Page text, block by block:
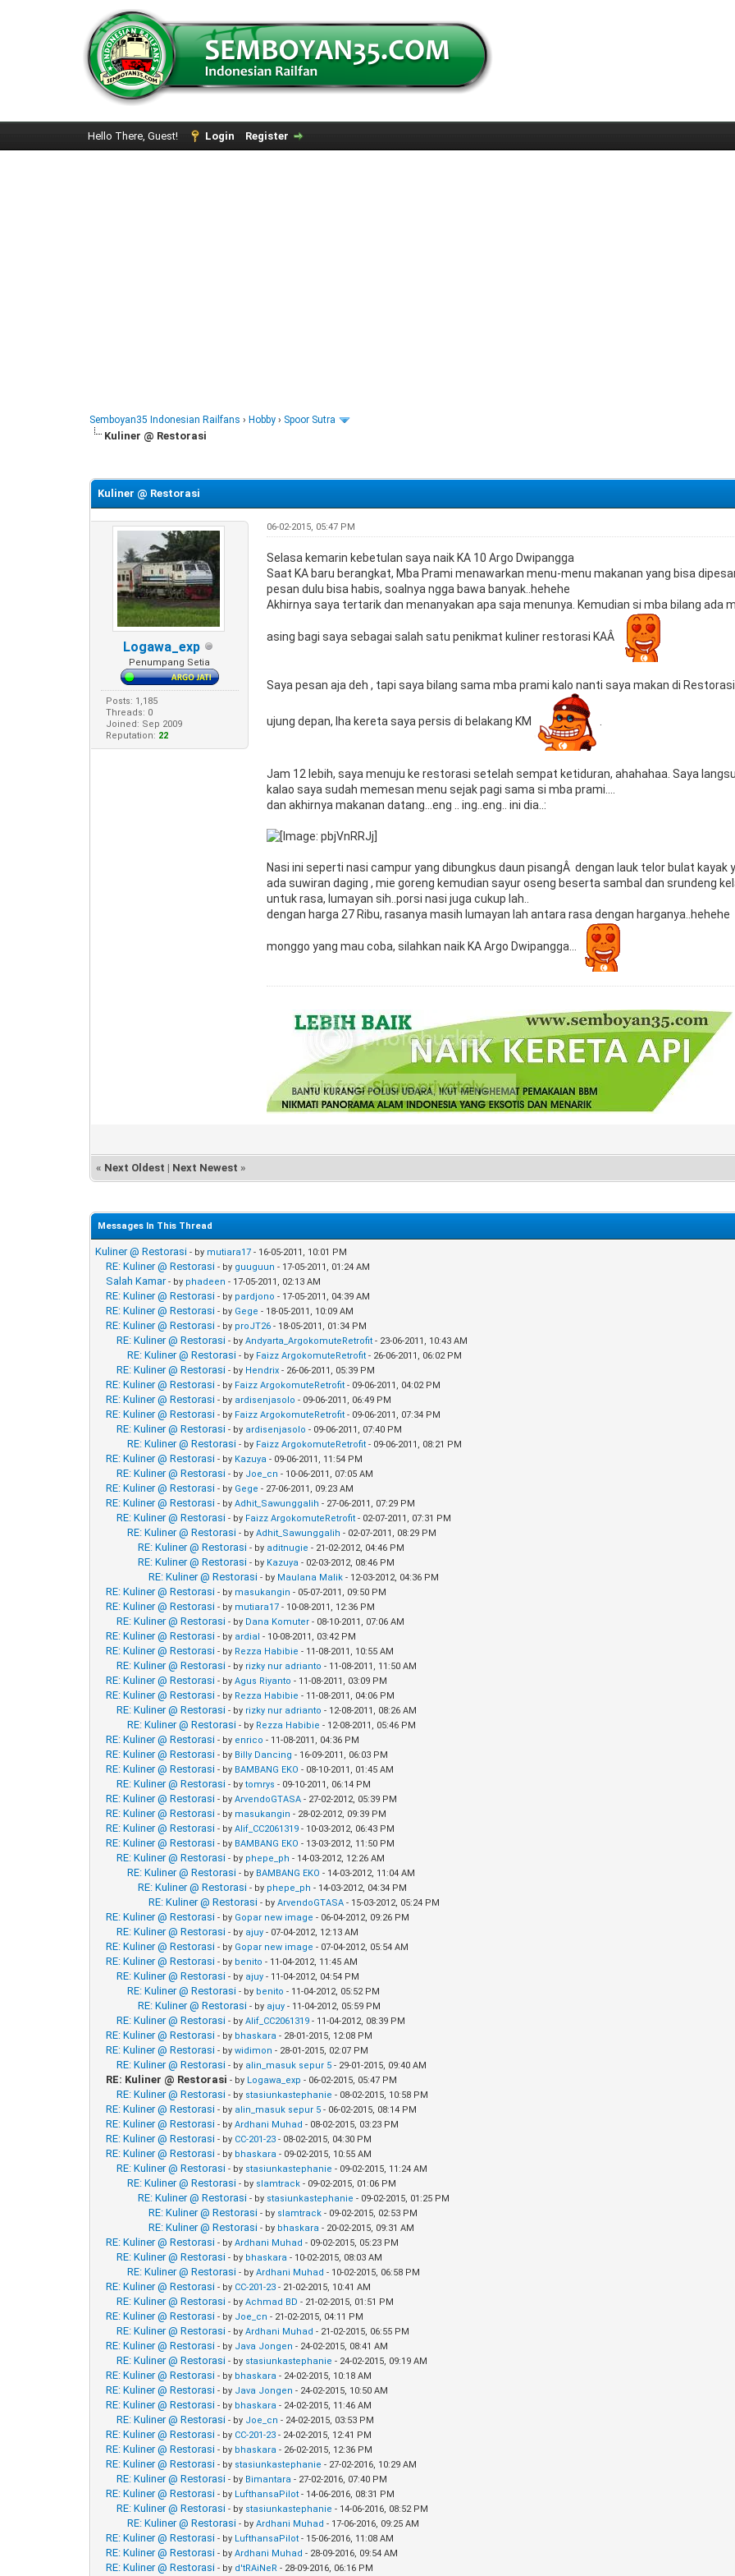
Hello There, Guest! Login Register
Semboyan35 Indonesian Railfans › Hobby › Spoor Sutra
Kuliner @ Restorasi
Kuliner @ Restorasi
Logawa_exp
Penumpang Setia
Posts: 1,185
Threads: 0
Joined: Sep 2009
Reputation: 22
06-02-2015, 05:47 PM
Selasa kemarin kebetulan saya naik KA 10 Argo Dwipangga
Saat KA baru berangkat, Mba Prami menawarkan menu-menu makanan yang bisa
pesan dulu bisa habis, soalnya ngga bawa banyak..hehehe
Akhirnya saya tertarik dan menanyakan apa saja menunya. Kemudian si mba bilang ada
asing bagi saya sebagai salah satu penikmat kuliner restorasi KAÂ
Saya pesan aja deh , tapi saya bilang sama mba prami kalo nanti saya makan di
ujung depan, lha kereta saya persis di belakang KM
Jam 12 lebih, saya menuju ke restorasi setelah sempat ketiduran, ahahahaa. Saya
kalao saya sudah memesan menu sejak pagi sama si mba prami....
dan akhirnya makanan datang...eng .. ing..eng.. ini dia..:
Nasi ini seperti nasi campur yang dibungkus daun pisangÂ dengan lauk telor bulat kayak
ada suwiran daging , mie goreng kemudian sayur oseng beserta sambal dan srundeng
untuk rasa, lumayan sih..porsi nasi juga cukup lah..
dengan harga 27 Ribu, rasanya masih lumayan lah antara rasa dengan harganya..hehehe
monggo yang mau coba, silahkan naik KA Argo Dwipangga...
« Next Oldest | Next Newest »
Messages In This Thread
Kuliner @ Restorasi- by mutiara17 - 16-05-2011, 10:01 PM
RE: Kuliner @ Restorasi- by guuguun - 17-05-2011, 01:24 AM
Salah Kamar - by phadeen - 17-05-2011, 02:13 AM
RE: Kuliner @ Restorasi- by pardjono - 17-05-2011, 04:39 AM
RE: Kuliner @ Restorasi- by Gege - 18-05-2011, 10:09 AM
RE: Kuliner @ Restorasi- by proJT26 - 18-05-2011, 01:34 PM
RE: Kuliner @ Restorasi- byAndyarta_ArgokomuteRetrofit - 23-06-2011, 10:43 AM
RE: Kuliner @ Restorasi- by Faizz ArgokomuteRetrofit - 26-06-2011, 06:02 PM
RE: Kuliner @ Restorasi- by Hendrix - 26-06-2011, 05:39 PM
RE: Kuliner @ Restorasi- by Faizz ArgokomuteRetrofit - 09-06-2011, 04:02 PM
RE: Kuliner @ Restorasi- by ardisenjasolo - 09-06-2011, 06:49 PM
RE: Kuliner @ Restorasi- by Faizz ArgokomuteRetrofit - 09-06-2011, 07:34 PM
RE: Kuliner @ Restorasi- by ardisenjasolo - 09-06-2011, 07:40 PM
RE: Kuliner @ Restorasi- by Faizz ArgokomuteRetrofit - 09-06-2011, 08:21 PM
RE: Kuliner @ Restorasi- by Kazuya - 09-06-2011, 11:54 PM
RE: Kuliner @ Restorasi- by Joe_cn - 10-06-2011, 07:05 AM
RE: Kuliner @ Restorasi- by Gege - 27-06-2011, 09:23 AM
RE: Kuliner @ Restorasi- byAdhit_Sawunggalih - 27-06-2011, 07:29 PM
RE: Kuliner @ Restorasi- by Faizz ArgokomuteRetrofit - 02-07-2011, 07:31 PM
RE: Kuliner @ Restorasi- byAdhit_Sawunggalih - 02-07-2011, 08:29 PM
RE: Kuliner @ Restorasi- by aditnugie - 21-02-2012, 04:46 PM
RE: Kuliner @ Restorasi- by Kazuya - 02-03-2012, 08:46 PM
RE: Kuliner @ Restorasi- by Maulana Malik - 12-03-2012, 04:36 PM
RE: Kuliner @ Restorasi- by masukangin - 05-07-2011, 09:50 PM
RE: Kuliner @ Restorasi- by mutiara17 - 10-08-2011, 12:36 PM
RE: Kuliner @ Restorasi- by Dana Komuter - 08-10-2011, 07:06 AM
RE: Kuliner @ Restorasi- by ardial - 10-08-2011, 03:42 PM
RE: Kuliner @ Restorasi- by Rezza Habibie - 11-08-2011, 10:55 AM
RE: Kuliner @ Restorasi- by rizky nur adrianto - 11-08-2011, 11:50 AM
RE: Kuliner @ Restorasi- byAgus Riyanto - 11-08-2011, 03:09 PM
RE: Kuliner @ Restorasi- by Rezza Habibie - 11-08-2011, 04:06 PM
RE: Kuliner @ Restorasi- by rizky nur adrianto - 12-08-2011, 08:26 AM
RE: Kuliner @ Restorasi- by Rezza Habibie - 12-08-2011, 05:46 PM
RE: Kuliner @ Restorasi- by enrico - 11-08-2011, 04:36 PM
RE: Kuliner @ Restorasi- by Billy Dancing - 16-09-2011, 06:03 PM
RE: Kuliner @ Restorasi- by BAMBANG EKO - 08-10-2011, 01:45 AM
RE: Kuliner @ Restorasi- bytomrys - 09-10-2011, 06:14 PM
RE: Kuliner @ Restorasi- byArvendoGTASA - 27-02-2012, 05:39 PM
RE: Kuliner @ Restorasi- by masukangin - 28-02-2012, 09:39 PM
RE: Kuliner @ Restorasi- byAlif_CC2061319 - 10-03-2012, 06:43 PM
RE: Kuliner @ Restorasi- by BAMBANG EKO - 13-03-2012, 11:50 PM
RE: Kuliner @ Restorasi- by phepe_ph - 14-03-2012, 12:26 AM
RE: Kuliner @ Restorasi- by BAMBANG EKO - 14-03-2012, 11:04 AM
RE: Kuliner @ Restorasi- by phepe_ph - 14-03-2012, 04:34 PM
RE: Kuliner @ Restorasi- byArvendoGTASA - 15-03-2012, 05:24 PM
RE: Kuliner @ Restorasi- by Gopar new image - 06-04-2012, 09:26 PM
RE: Kuliner @ Restorasi- by ajuy - 07-04-2012, 12:13 AM
RE: Kuliner @ Restorasi- by Gopar new image - 07-04-2012, 05:54 AM
RE: Kuliner @ Restorasi - by benito - 11-04-2012, 11:45 AM
RE: Kuliner @ Restorasi - by ajuy - 11-04-2012, 04:54 PM
RE: Kuliner @ Restorasi - by benito - 11-04-2012, 05:52 PM
RE: Kuliner @ Restorasi - by ajuy - 11-04-2012, 05:59 PM
RE: Kuliner @ Restorasi - byAlif_CC2061319 - 11-04-2012, 08:39 PM
RE: Kuliner @ Restorasi - by bhaskara - 28-01-2015, 12:08 PM
RE: Kuliner @ Restorasi - bywidimon - 28-01-2015, 02:07 PM
RE: Kuliner @ Restorasi - by alin_masuk sepur 5 - 29-01-2015, 09:40 AM
RE: Kuliner @ Restorasi - by Logawa_exp - 06-02-2015, 05:47 PM
RE: Kuliner @ Restorasi - by stasiunkastephanie - 08-02-2015, 10:58 PM
RE: Kuliner @ Restorasi - by alin_masuk sepur 5 - 06-02-2015, 08:14 PM
RE: Kuliner @ Restorasi - byArdhani Muhad - 08-02-2015, 03:23 PM
RE: Kuliner @ Restorasi - by CC-201-23 - 08-02-2015, 04:30 PM
RE: Kuliner @ Restorasi - by bhaskara - 09-02-2015, 10:55 AM
RE: Kuliner @ Restorasi - by stasiunkastephanie - 09-02-2015, 11:24 AM
RE: Kuliner @ Restorasi - by slamtrack - 09-02-2015, 01:06 PM
RE: Kuliner @ Restorasi - by stasiunkastephanie - 09-02-2015, 01:25 PM
RE: Kuliner @ Restorasi - by slamtrack - 09-02-2015, 02:53 PM
RE: Kuliner @ Restorasi - by bhaskara - 20-02-2015, 09:31 AM
RE: Kuliner @ Restorasi - byArdhani Muhad - 09-02-2015, 05:23 PM
RE: Kuliner @ Restorasi - by bhaskara - 10-02-2015, 08:03 AM
RE: Kuliner @ Restorasi - byArdhani Muhad - 10-02-2015, 06:58 PM
RE: Kuliner @ Restorasi - by CC-201-23 - 21-02-2015, 10:41 AM
RE: Kuliner @ Restorasi - byAchmad BD - 21-02-2015, 01:51 PM
RE: Kuliner @ Restorasi - by Joe_cn - 21-02-2015, 04:11 PM
RE: Kuliner @ Restorasi - byArdhani Muhad - 21-02-2015, 06:55 PM
RE: Kuliner @ Restorasi - by Java Jongen - 24-02-2015, 08:41 AM
RE: Kuliner @ Restorasi - by stasiunkastephanie - 24-02-2015, 09:19 AM
RE: Kuliner @ Restorasi - by bhaskara - 24-02-2015, 10:18 AM
RE: Kuliner @ Restorasi - by Java Jongen - 24-02-2015, 10:50 AM
RE: Kuliner @ Restorasi - by bhaskara - 24-02-2015, 11:46 AM
RE: Kuliner @ Restorasi - by Joe_cn - 24-02-2015, 03:53 PM
RE: Kuliner @ Restorasi - by CC-201-23 - 24-02-2015, 12:41 PM
RE: Kuliner @ Restorasi - by bhaskara - 26-02-2015, 12:36 PM
RE: Kuliner @ Restorasi - by stasiunkastephanie - 27-02-2016, 10:29 AM
RE: Kuliner @ Restorasi - by Bimantara - 27-02-2016, 07:40 PM
RE: Kuliner @ Restorasi - by LufthansaPilot - 14-06-2016, 08:31 PM
RE: Kuliner @ Restorasi - by stasiunkastephanie - 14-06-2016, 08:52 PM
RE: Kuliner @ Restorasi - byArdhani Muhad - 17-06-2016, 09:25 AM
RE: Kuliner @ Restorasi - by LufthansaPilot - 15-06-2016, 11:08 AM
RE: Kuliner @ Restorasi - byArdhani Muhad - 28-09-2016, 09:54 AM
RE: Kuliner @ Restorasi - by d'tRAiNeR - 28-09-2016, 06:16 PM